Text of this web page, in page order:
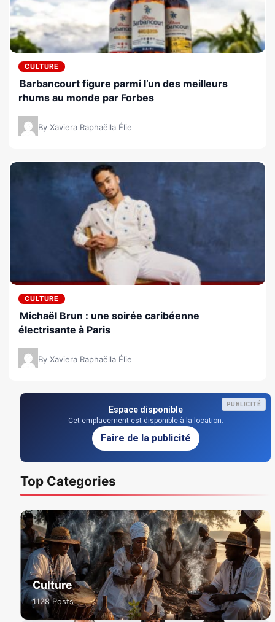
CULTURE
Barbancourt figure parmi l’un des meilleurs
rhums au monde par Forbes
By Xaviera Raphaëlla Élie
CULTURE
Michaël Brun : une soirée caribéenne
électrisante à Paris
By Xaviera Raphaëlla Élie
PUBLICITÉ
Espace disponible
Cet emplacement est disponible à la location.
Faire de la publicité
Top Categories
Culture
1128 Posts